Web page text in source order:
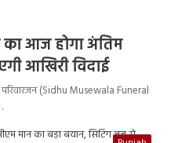
का आज होगा अंतिम
आखिरी विदाई
(Sidhu Musewala Funeral